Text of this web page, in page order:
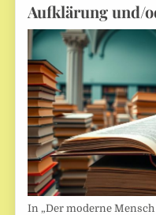
Aufklärung und/
In „Der moderne